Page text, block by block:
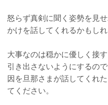
怒らず真剣に聞く姿勢を見
かけを話してくれるかもしれ
大事なのは穏かに優しく接
引き出さないようにするの
因を旦那さまが話してくれ
てください。